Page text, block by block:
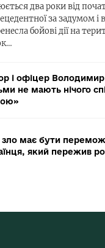
два роки від
за задумом
бойові дії на
і офіцер
не мають нічого
має бути
який пережив